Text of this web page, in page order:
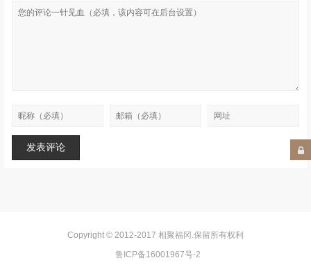
Copyright © 2012-2017 相聚福冈 .保留所有权利
鲁ICP备16001967号-2